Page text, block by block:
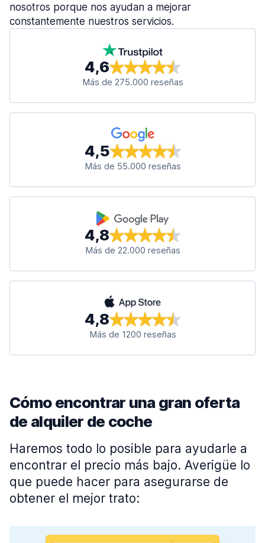
nosotros porque nos ayudan a mejorar
constantemente nuestros servicios.
4,6
Más de 275.000 reseñas
4,5
Más de 55.000 reseñas
4,8
Más de 22.000 reseñas
4,8
Más de 1200 reseñas
Cómo encontrar una gran oferta
de alquiler de coche
Haremos todo lo posible para ayudarle a
encontrar el precio más bajo. Averigüe lo
que puede hacer para asegurarse de
obtener el mejor trato: